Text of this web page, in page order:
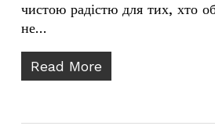
чистою радістю для тих, хто
не…
Read More